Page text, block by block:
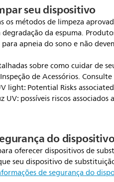
seu dispositivo
os métodos de limpeza
da espuma.
apneia do sono e não
sobre como cuidar de
de Acessórios.
light: Potential Risks
UV: possíveis riscos
do
oferecer dispositivos de
seu dispositivo de
de segurança do